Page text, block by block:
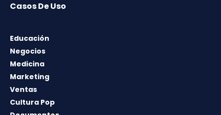
Casos De Uso
Educación
Negocios
Medicina
Marketing
Ventas
Cultura Pop